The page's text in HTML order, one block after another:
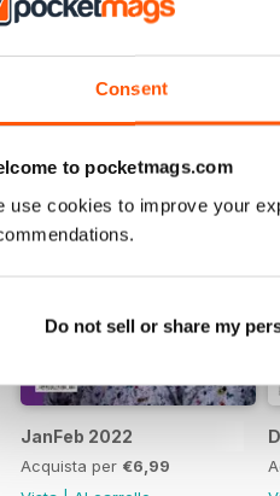
Consent
to pocketmags.com
use cookies to improve your
Do not sell or share my
EDIZIONI INDIETRO
JanFeb 2022
Acquista per €6,99